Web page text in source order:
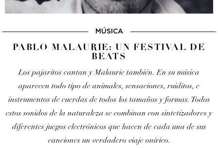
MÚSICA
PABLO MALAURIE: UN FESTIVAL DE
BEATS
Los pajaritos cantan y Malaurie también. En su música
aparecen todo tipo de animales, sensaciones, ruiditos, e
instrumentos de cuerdas de todos los tamaños y formas. Todos
estos sonidos de la naturaleza se combinan con sintetizadores y
diferentes juegos electrónicos que hacen de cada una de sus
canciones un verdadero viaje onírico.